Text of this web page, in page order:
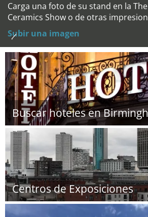
Carga una foto de su stand en la
Ceramics Show o de otras
Subir una imagen
Buscar hoteles en
Centros de Exposiciones